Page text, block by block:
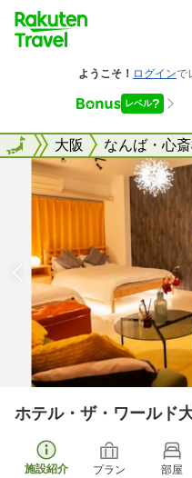
阪府 大阪 なんば・心
全国
ホテル・ザ・ワールド
施設紹介 プラン 部屋